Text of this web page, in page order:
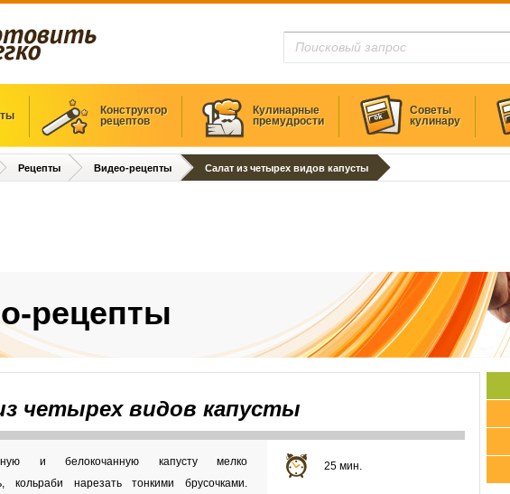
Конструктор
рецептов
Кулинарные
премудрости
Советы
кулинару
Рецепты Видео-рецепты Салат из четырех видов капусты
рецепты
четырех видов капусты
и белокочанную капусту мелко
кольраби нарезать тонкими брусочками.
25 мин.